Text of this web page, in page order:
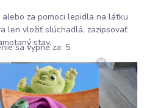
za pomoci lepidla na látku
len vložiť slúchadlá, zazipsovať
stav.
sa vypne za: 5